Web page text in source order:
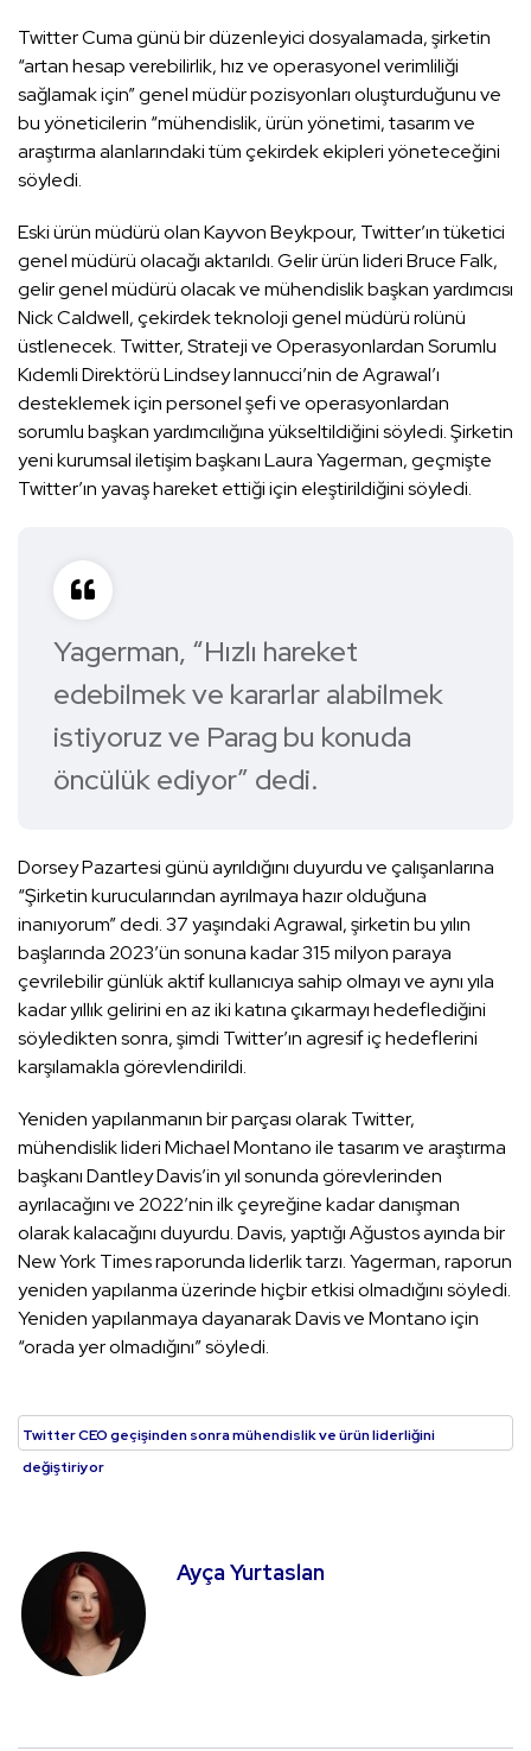
Twitter Cuma günü bir düzenleyici dosyalamada, şirketin
“artan hesap verebilirlik, hız ve operasyonel verimliliği
sağlamak için” genel müdür pozisyonları oluşturduğunu ve
bu yöneticilerin “mühendislik, ürün yönetimi, tasarım ve
araştırma alanlarındaki tüm çekirdek ekipleri yöneteceğini
söyledi.
Eski ürün müdürü olan Kayvon Beykpour, Twitter’ın tüketici
genel müdürü olacağı aktarıldı. Gelir ürün lideri Bruce Falk,
gelir genel müdürü olacak ve mühendislik başkan yardımcısı
Nick Caldwell, çekirdek teknoloji genel müdürü rolünü
üstlenecek. Twitter, Strateji ve Operasyonlardan Sorumlu
Kıdemli Direktörü Lindsey Iannucci’nin de Agrawal’ı
desteklemek için personel şefi ve operasyonlardan
sorumlu başkan yardımcılığına yükseltildiğini söyledi. Şirketin
yeni kurumsal iletişim başkanı Laura Yagerman, geçmişte
Twitter’ın yavaş hareket ettiği için eleştirildiğini söyledi.
Yagerman, “Hızlı hareket
edebilmek ve kararlar alabilmek
istiyoruz ve Parag bu konuda
öncülük ediyor” dedi.
Dorsey Pazartesi günü ayrıldığını duyurdu ve çalışanlarına
“Şirketin kurucularından ayrılmaya hazır olduğuna
inanıyorum” dedi. 37 yaşındaki Agrawal, şirketin bu yılın
başlarında 2023’ün sonuna kadar 315 milyon paraya
çevrilebilir günlük aktif kullanıcıya sahip olmayı ve aynı yıla
kadar yıllık gelirini en az iki katına çıkarmayı hedeflediğini
söyledikten sonra, şimdi Twitter’ın agresif iç hedeflerini
karşılamakla görevlendirildi.
Yeniden yapılanmanın bir parçası olarak Twitter,
mühendislik lideri Michael Montano ile tasarım ve araştırma
başkanı Dantley Davis’in yıl sonunda görevlerinden
ayrılacağını ve 2022’nin ilk çeyreğine kadar danışman
olarak kalacağını duyurdu. Davis, yaptığı Ağustos ayında bir
New York Times raporunda liderlik tarzı. Yagerman, raporun
yeniden yapılanma üzerinde hiçbir etkisi olmadığını söyledi.
Yeniden yapılanmaya dayanarak Davis ve Montano için
“orada yer olmadığını” söyledi.
Twitter CEO geçişinden sonra mühendislik ve ürün liderliğini
değiştiriyor
Ayça Yurtaslan